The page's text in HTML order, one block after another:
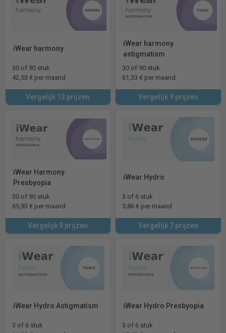
iWear harmony
30 of 90 stuk
42,53 € per maand
Vergelijk 12 prijzen
iWear harmony
astigmatism
30 of 90 stuk
61,33 € per maand
Vergelijk 9 prijzen
iWear Harmony
Presbyopia
30 of 90 stuk
65,93 € per maand
Vergelijk 9 prijzen
iWear Hydro
3 of 6 stuk
5,86 € per maand
Vergelijk 7 prijzen
iWear Hydro Astigmatism
3 of 6 stuk
iWear Hydro Presbyopia
3 of 6 stuk